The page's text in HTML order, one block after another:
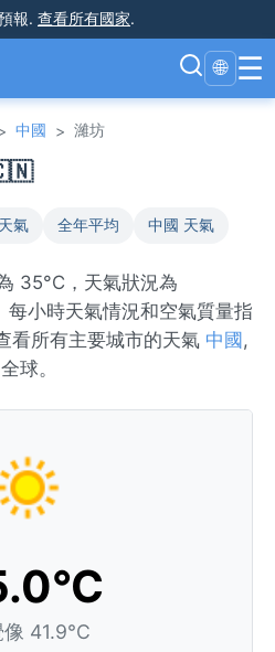
報. 查看所有國家.
🌐 ☰
中國 > 濰坊
🇨🇳
氣 全年平均 中國 天氣
35°C，天氣狀況為
小時天氣情況和空氣質量指
看所有主要城市的天氣 中國 ,
全球。
41.9°C